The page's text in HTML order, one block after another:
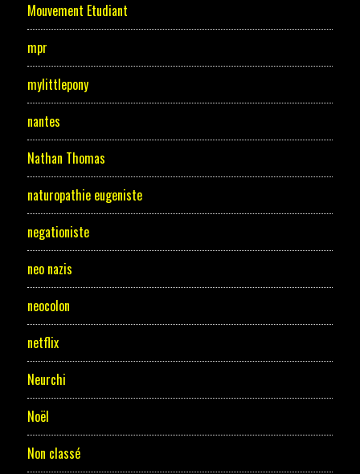
Mouvement Etudiant
mpr
mylittlepony
nantes
Nathan Thomas
naturopathie eugeniste
negationiste
neo nazis
neocolon
netflix
Neurchi
Noël
Non classé